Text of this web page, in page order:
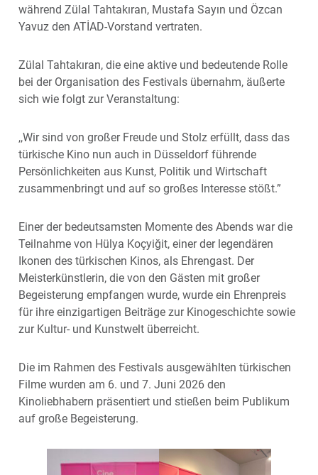
während Zülal Tahtakıran, Mustafa Sayın und Özcan
Yavuz den ATİAD-Vorstand vertraten.
Zülal Tahtakıran, die eine aktive und bedeutende Rolle
bei der Organisation des Festivals übernahm, äußerte
sich wie folgt zur Veranstaltung:
,,Wir sind von großer Freude und Stolz erfüllt, dass das
türkische Kino nun auch in Düsseldorf führende
Persönlichkeiten aus Kunst, Politik und Wirtschaft
zusammenbringt und auf so großes Interesse stößt.”
Einer der bedeutsamsten Momente des Abends war die
Teilnahme von Hülya Koçyiğit, einer der legendären
Ikonen des türkischen Kinos, als Ehrengast. Der
Meisterkünstlerin, die von den Gästen mit großer
Begeisterung empfangen wurde, wurde ein Ehrenpreis
für ihre einzigartigen Beiträge zur Kinogeschichte sowie
zur Kultur- und Kunstwelt überreicht.
Die im Rahmen des Festivals ausgewählten türkischen
Filme wurden am 6. und 7. Juni 2026 den
Kinoliebhabern präsentiert und stießen beim Publikum
auf große Begeisterung.